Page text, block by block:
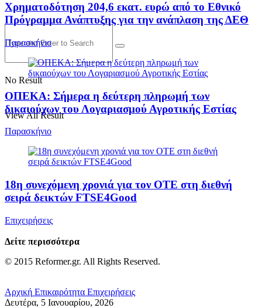
No Result
View All Result
Χρηματοδότηση 204,6 εκατ. ευρώ από το Εθνικό
Πρόγραμμα Ανάπτυξης για την ανάπλαση της ΔΕΘ
Παρασκήνιο
ΟΠΕΚΑ: Σήμερα η δεύτερη πληρωμή των
δικαιούχων του Λογαριασμού Αγροτικής Εστίας
Παρασκήνιο
18η συνεχόμενη χρονιά για τον ΟΤΕ στη διεθνή
σειρά δεικτών FTSE4Good
Επιχειρήσεις
Δείτε περισσότερα
© 2015 Reformer.gr. All Rights Reserved.
Αρχική Επικαιρότητα Επιχειρήσεις
Δευτέρα, 5 Ιανουαρίου, 2026